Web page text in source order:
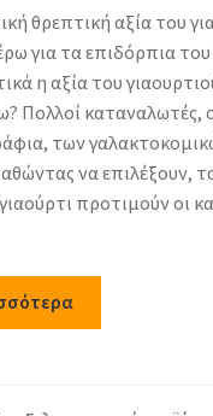
θρεπτική αξία του
για τα επιδόρπια του
η αξία του
Πολλοί καταναλωτές,
των
να επιλέξουν,
γιαούρτι προτιμούν οι